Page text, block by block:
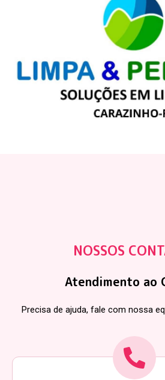
NOSSOS
Atendimento ao
Precisa de ajuda, fale com nossa